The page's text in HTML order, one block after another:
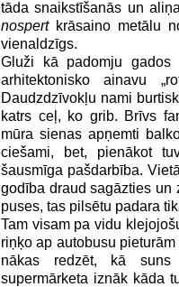
tāda snaikstīšanās un
nospertkrāsaino metālu
vienaldzīgs.
Gluži kā padomju
arhitektonisko ainavu
Daudzdzīvokļu nami
katrs ceļ, ko grib. Brīvs
mūra sienas apņemti
ciešami, bet, pienākot
šausmīga pašdarbība.
godība draud sagāzties un
puses, tas pilsētu padara
Tam visam pa vidu
riņķo ap autobusu
nākas redzēt, kā
supermārketa iznāk kāda